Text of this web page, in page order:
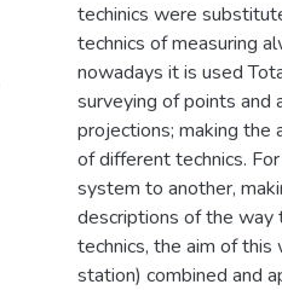
techinics were
technics of measuring
nowadays it is used
surveying of points and
projections; making the
of different technics.
system to another,
descriptions of the
technics, the aim of
station) combined and